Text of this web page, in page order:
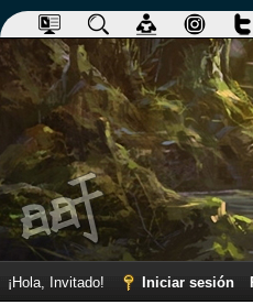
¡Hola, Invitado! Iniciar sesión